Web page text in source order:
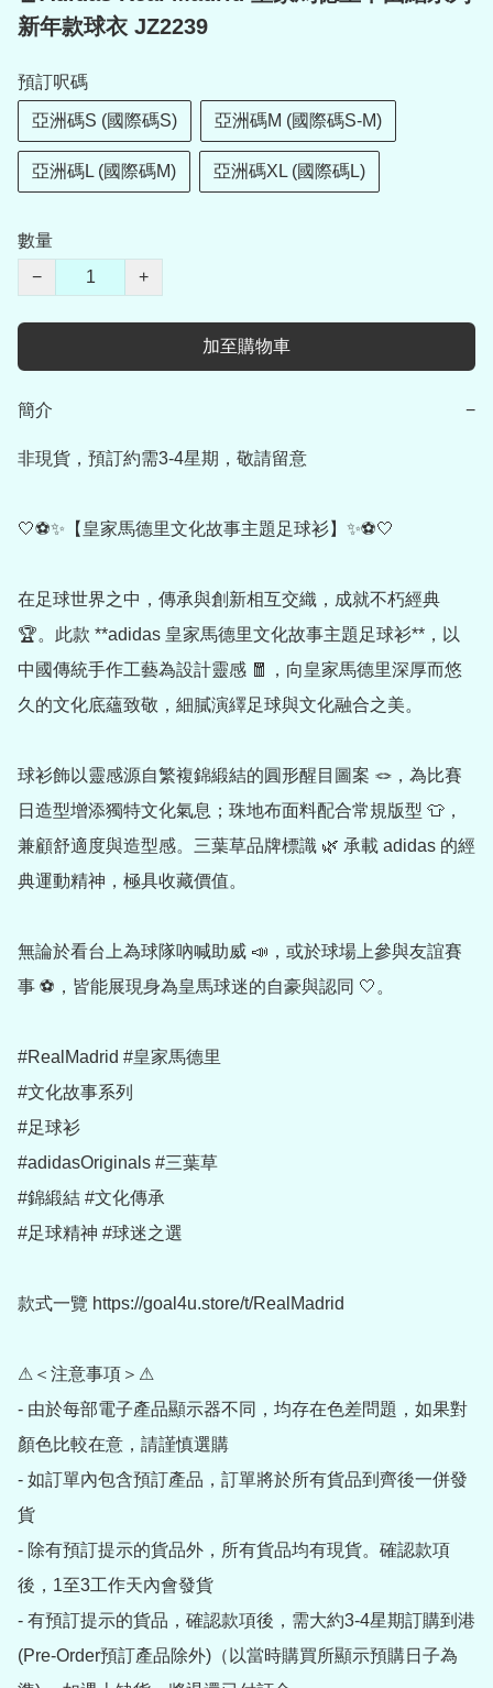
新年款球衣 JZ2239
預訂呎碼
亞洲碼S (國際碼S) 亞洲碼M (國際碼S-M)
亞洲碼L (國際碼M) 亞洲碼XL (國際碼L)
數量
−
+
加至購物車
簡介 −
非現貨，預訂約需3-4星期，敬請留意
🤍⚽️✨【皇家馬德里文化故事主題足球衫】✨⚽️🤍
在足球世界之中，傳承與創新相互交織，成就不朽經典
🏆。此款 **adidas 皇家馬德里文化故事主題足球衫**，以
中國傳統手作工藝為設計靈感 🧧，向皇家馬德里深厚而悠
久的文化底蘊致敬，細膩演繹足球與文化融合之美。
球衫飾以靈感源自繁複錦緞結的圓形醒目圖案 🪢，為比賽
日造型增添獨特文化氣息；珠地布面料配合常規版型 👕，
兼顧舒適度與造型感。三葉草品牌標識 🌿 承載 adidas 的經
典運動精神，極具收藏價值。
無論於看台上為球隊吶喊助威 📣，或於球場上參與友誼賽
事 ⚽️，皆能展現身為皇馬球迷的自豪與認同 🤍。
#RealMadrid #皇家馬德里
#文化故事系列
#足球衫
#adidasOriginals #三葉草
#錦緞結 #文化傳承
#足球精神 #球迷之選
款式一覽 https://goal4u.store/t/RealMadrid
⚠＜注意事項＞⚠
- 由於每部電子產品顯示器不同，均存在色差問題，如果對
顏色比較在意，請謹慎選購
- 如訂單內包含預訂產品，訂單將於所有貨品到齊後一併發
貨
- 除有預訂提示的貨品外，所有貨品均有現貨。確認款項
後，1至3工作天內會發貨
- 有預訂提示的貨品，確認款項後，需大約3-4星期訂購到港
(Pre-Order預訂產品除外)（以當時購買所顯示預購日子為